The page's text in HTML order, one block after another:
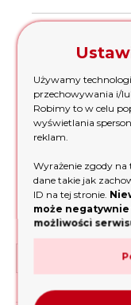
Producent:
Lifan
zapytaj o
dodaj opinię
Opinie o
Używamy
przechowywania i/
Robimy to w celu
wyświetlania
reklam.
Wyrażenie zgody
dane takie jak
ID na tej stronie.
może
możliwości